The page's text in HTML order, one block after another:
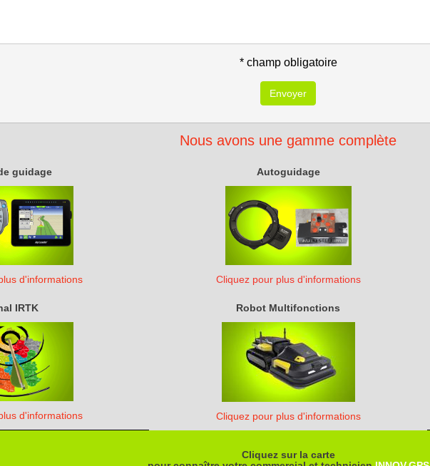
* champ obligatoire
Envoyer
Nous avons une gamme complète
guidage
d'informations
Autoguidage
Cliquez pour plus d'informations
IRTK
d'informations
Robot Multifonctions
Cliquez pour plus d'informations
Cliquez sur la carte